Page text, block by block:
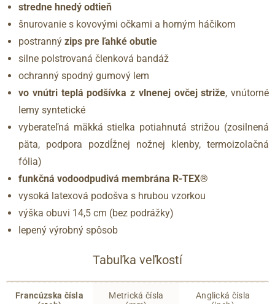
stredne hnedý odtieň
šnurovanie s kovovými očkami a horným háčikom
postranný zips pre ľahké obutie
silne polstrovaná členková bandáž
ochranný spodný gumový lem
vo vnútri teplá podšívka z vlnenej ovčej striže, vnútorné
lemy syntetické
vyberateľná mäkká stielka potiahnutá strižou (zosilnená
päta, podpora pozdĺžnej nožnej klenby, termoizolačná
fólia)
funkčná vodoodpudivá membrána R-TEX®
vysoká latexová podošva s hrubou vzorkou
výška obuvi 14,5 cm (bez podrážky)
lepený výrobný spôsob
Tabuľka veľkostí
Francúzska čísla
Metrická čísla
Anglická čísla